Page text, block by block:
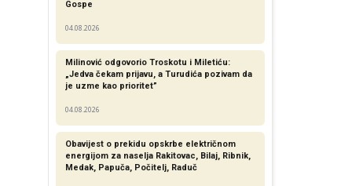
Gospe
04.08.2026
Milinović odgovorio Troskotu i Miletiću:
„Jedva čekam prijavu, a Turudića pozivam da
je uzme kao prioritet”
04.08.2026
Obavijest o prekidu opskrbe električnom
energijom za naselja Rakitovac, Bilaj, Ribnik,
Medak, Papuča, Počitelj, Raduč